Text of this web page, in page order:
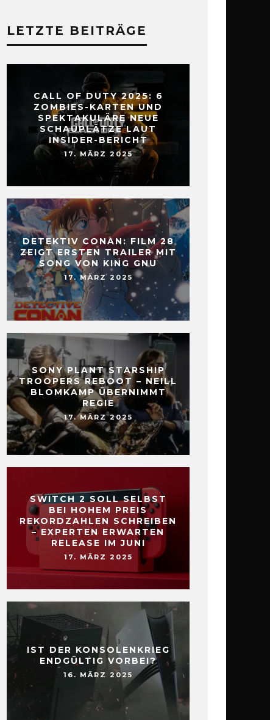
LETZTE BEITRÄGE
CALL OF DUTY 2025: 6
ZOMBIES-KARTEN UND
SPEKTAKULÄRE NEUE
SCHAUPLÄTZE LAUT
INSIDER-BERICHT
17. MÄRZ 2025
DETEKTIV CONAN: FILM 28
ZEIGT ERSTEN TRAILER MIT
SONG VON KING GNU
17. MÄRZ 2025
SONY PLANT STARSHIP
TROOPERS REBOOT – NEILL
BLOMKAMP ÜBERNIMMT
REGIE
17. MÄRZ 2025
SWITCH 2 SOLL SELBST
BEI HOHEM PREIS
REKORDZAHLEN SCHREIBEN
– EXPERTEN ERWARTEN
RELEASE IM JUNI
17. MÄRZ 2025
IST DER KONSOLENKRIEG
ENDGÜLTIG VORBEI?
16. MÄRZ 2025